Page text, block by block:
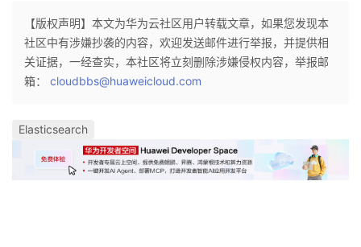
【版权声明】本文为华为云社区用户转载文章，如果您发现本
社区中有涉嫌抄袭的内容，欢迎发送邮件进行举报，并提供相
关证据，一经查实，本社区将立刻删除涉嫌侵权内容，举报邮
箱： cloudbbs@huaweicloud.com
Elasticsearch